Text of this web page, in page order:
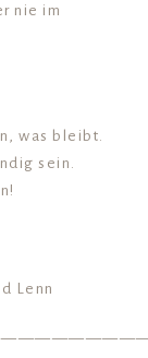
nie im
was bleibt.
sein.
Lenn